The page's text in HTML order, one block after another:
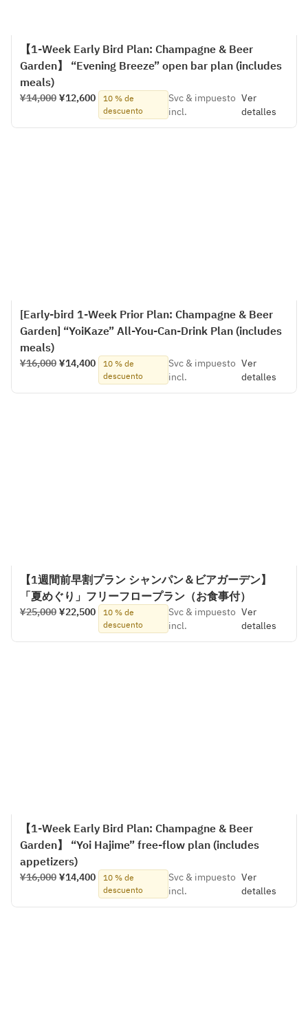
【1-Week Early Bird Plan: Champagne & Beer
Garden】 “Evening Breeze” open bar plan (includes
meals)
¥14,000 ¥12,600
10 % de
descuento
Svc & impuesto
incl.
Ver
detalles
[Early-bird 1-Week Prior Plan: Champagne & Beer
Garden] “YoiKaze” All-You-Can-Drink Plan (includes
meals)
¥16,000 ¥14,400
10 % de
descuento
Svc & impuesto
incl.
Ver
detalles
【1週間前早割プラン シャンパン＆ビアガーデン】
「夏めぐり」フリーフロープラン（お食事付）
¥25,000 ¥22,500
10 % de
descuento
Svc & impuesto
incl.
Ver
detalles
【1-Week Early Bird Plan: Champagne & Beer
Garden】 “Yoi Hajime” free-flow plan (includes
appetizers)
¥16,000 ¥14,400
10 % de
descuento
Svc & impuesto
incl.
Ver
detalles